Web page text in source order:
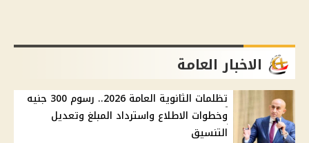
الاخبار العامة
تظلمات الثانوية العامة 2026.. رسوم 300 جنيه
وخطوات الاطلاع واسترداد المبلغ وتعديل
التنسيق